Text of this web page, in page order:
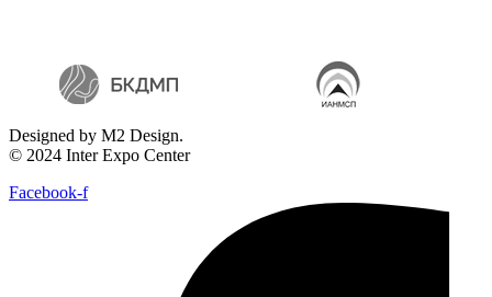
Designed by M2 Design.
© 2024 Inter Expo Center
Facebook-f